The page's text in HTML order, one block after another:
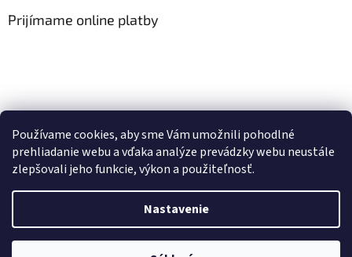
Používame cookies, aby sme Vám umožnili pohodlné
prehliadanie webu a vďaka analýze prevádzky webu neustále
zlepšovali jeho funkcie, výkon a použiteľnosť.
Nastavenie
Prijímame online platby
Copyright 2026HomeSystem.sk. Všetky práva vyhradené.Upraviť